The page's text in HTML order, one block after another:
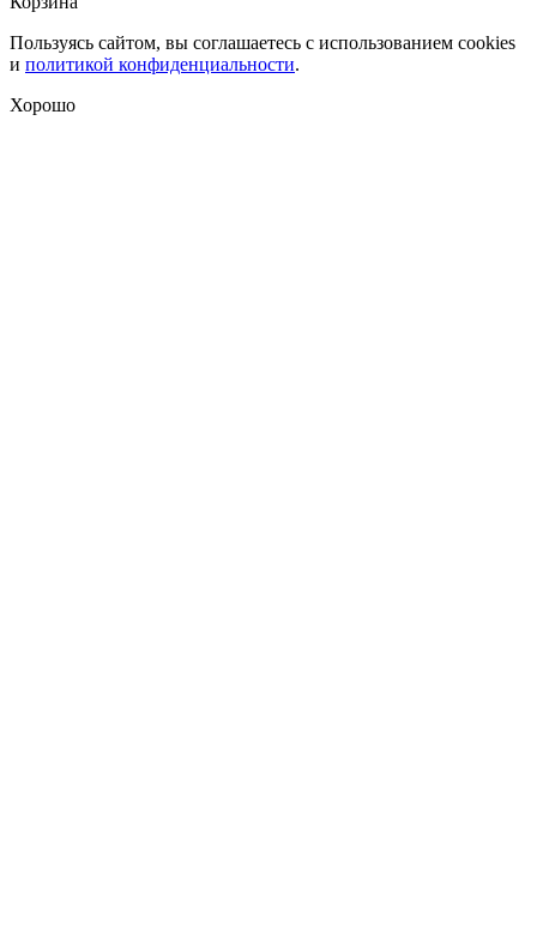
Пользуясь сайтом, вы соглашаетесь с использованием cookies
и политикой конфиденциальности.
Хорошо